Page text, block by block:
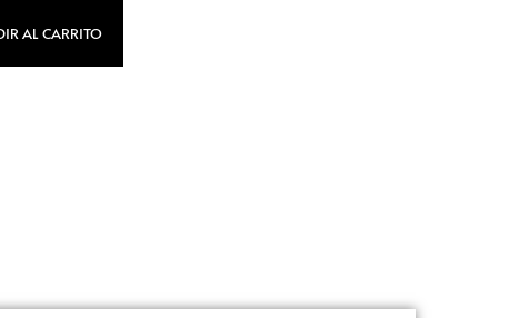
AL CARRITO